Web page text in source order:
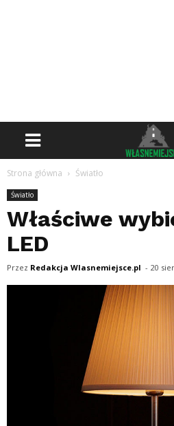
Strona główna Światło
Światło
Właściwe
LED
Przez Redakcja Wlasnemiejsce.pl - 20